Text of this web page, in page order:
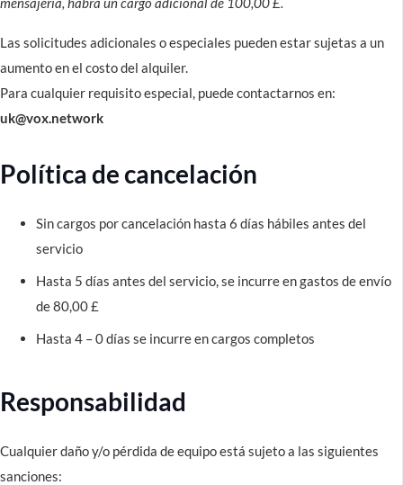
Las solicitudes adicionales o especiales pueden estar sujetas a un
aumento en el costo del alquiler.
Para cualquier requisito especial, puede contactarnos en:
uk@vox.network
Política de cancelación
Sin cargos por cancelación hasta 6 días hábiles antes del
servicio
Hasta 5 días antes del servicio, se incurre en gastos de envío
de 80,00 £
Hasta 4 – 0 días se incurre en cargos completos
Responsabilidad
Cualquier daño y/o pérdida de equipo está sujeto a las siguientes
sanciones: